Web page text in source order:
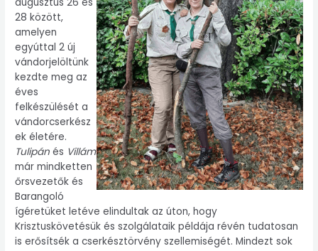
augusztus 26 és
28 között,
amelyen
egyúttal 2 új
vándorjelöltünk
kezdte meg az
éves
felkészülését a
vándorcserkész
ek életére.
Tulipán és Villám
már mindketten
őrsvezetők és
Barangoló
ígéretüket letéve elindultak az úton, hogy
Krisztuskövetésük és szolgálataik példája révén tudatosan
is erősítsék a cserkésztörvény szellemiségét. Mindezt sok